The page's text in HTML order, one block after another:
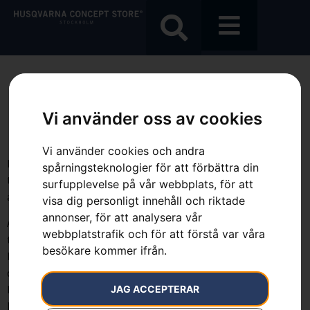
Vi använder oss av cookies
Vi använder cookies och andra
spårningsteknologier för att förbättra din
surfupplevelse på vår webbplats, för att
visa dig personligt innehåll och riktade
annonser, för att analysera vår
webbplatstrafik och för att förstå var våra
besökare kommer ifrån.
JAG ACCEPTERAR
Köp dina trädgårdsprodukter
på distans
Har du svårt för att lämna hemmet för att handla
trädgårdsprodukter? Nu börjar vi på Husqvarna Concept Store
att ta beställningar över telefon eller e-post.
Anledningarna till att vilja handla trädgårdsprodukter över
telefon eller e-post kan vara flera. Kanske har du tidsbrist och
hinner inte åka in till affären, eller så är du så pass säker på vad
du vill ha att du bara vill hämta upp den. Du kan också vara så
lite säker och vilja diskutera det lite lätt med någon
kvalificerad innan du bestämmer dig. Oavsett anledningarna